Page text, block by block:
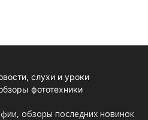
обзоры последних новинок